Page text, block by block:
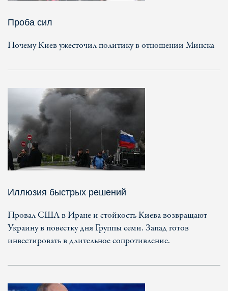
Проба сил
Почему Киев ужесточил политику в отношении Минска
Иллюзия быстрых решений
Провал США в Иране и стойкость Киева возвращают
Украину в повестку дня Группы семи. Запад готов
инвестировать в длительное сопротивление.